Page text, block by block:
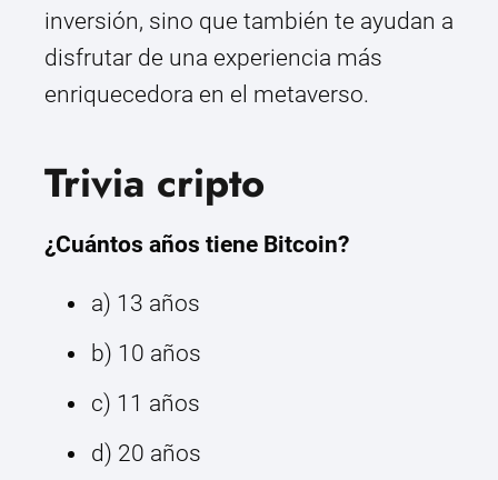
inversión, sino que también te ayudan a
disfrutar de una experiencia más
enriquecedora en el metaverso.
Trivia cripto
¿Cuántos años tiene Bitcoin?
a) 13 años
b) 10 años
c) 11 años
d) 20 años